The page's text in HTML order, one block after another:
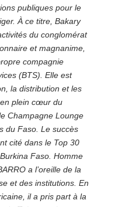
publiques pour le
À ce titre, Bakary
du conglomérat
et magnanime,
compagnie
(BTS). Elle est
la distribution et les
plein cœur du
Champagne Lounge
du Faso. Le succès
cité dans le Top 30
Faso. Homme
a l’oreille de la
et des institutions. En
il a pris part à la